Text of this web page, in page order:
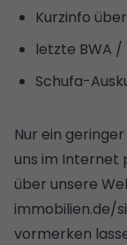
Kurzinfo
letzte BWA /
Schufa-
Nur ein
uns im Internet
über unsere
immobilien.de/
vormerken